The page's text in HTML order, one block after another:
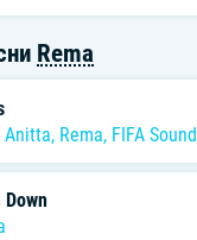
Rema
Anitta, Rema, FIFA Sound
Down